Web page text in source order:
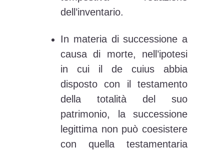
dell’inventario.
In materia di successione a
causa di morte, nell’ipotesi
in cui il de cuius abbia
disposto con il testamento
della totalità del suo
patrimonio, la successione
legittima non può coesistere
con quella testamentaria